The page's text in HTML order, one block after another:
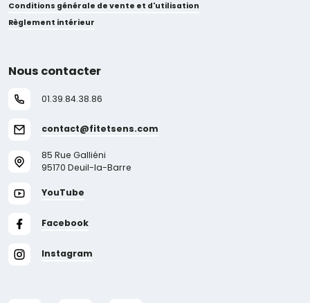
Conditions générale de vente et d'utilisation
Règlement intérieur
Nous contacter
01.39.84.38.86
contact@fitetsens.com
85 Rue Galliéni
95170 Deuil-la-Barre
YouTube
Facebook
Instagram